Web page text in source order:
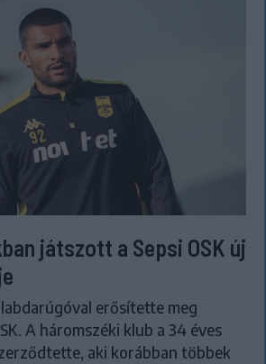
játszott a Sepsi OSK új
erősítette meg
A háromszéki klub a 34 éves
aki korábban többek